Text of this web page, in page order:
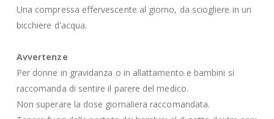
Una compressa effervescente al giorno, da sciogliere in un
bicchiere d'acqua.
Avvertenze
Per donne in gravidanza o in allattamento e bambini si
raccomanda di sentire il parere del medico.
Non superare la dose giornaliera raccomandata.